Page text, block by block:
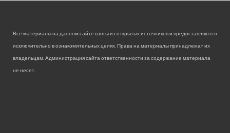
Все материалы на данном сайте взяты из открытых источников и предоставляются
исключительно в ознакомительных целях. Права на материалы принадлежат их
владельцам. Администрация сайта ответственности за содержание материала
не несет.